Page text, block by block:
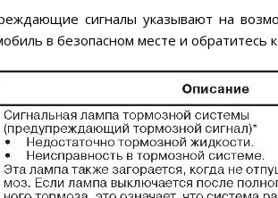
сигналы указывают на
в безопасном месте и обратитесь